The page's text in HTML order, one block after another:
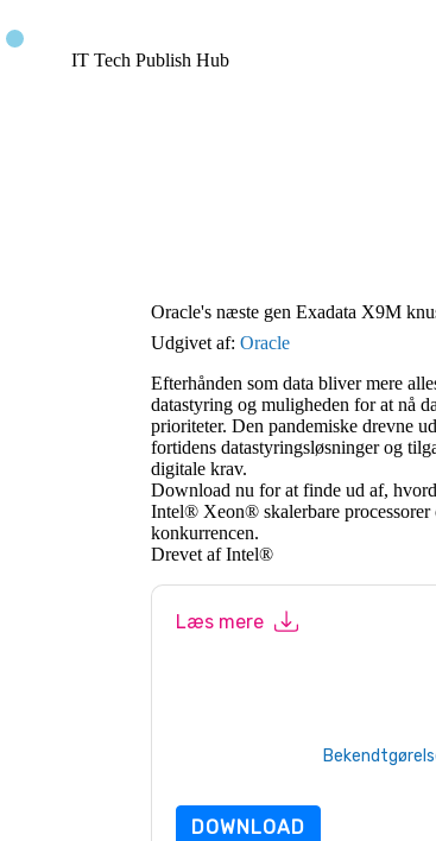
IT Tech Publish Hub
Oracle's næste gen Exadata X9M
Udgivet af: Oracle
Efterhånden som data bliver mere
datastyring og muligheden for at nå
prioriteter. Den pandemiske drevne
fortidens datastyringsløsninger og
digitale krav.
Download nu for at finde ud af,
Intel® Xeon® skalerbare
konkurrencen.
Drevet af Intel®
Læs mere
DOWNLOAD